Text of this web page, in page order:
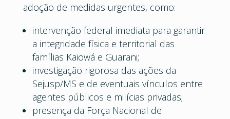
adoção de medidas urgentes, como:
intervenção federal imediata para garantir
a integridade física e territorial das
famílias Kaiowá e Guarani;
investigação rigorosa das ações da
Sejusp/MS e de eventuais vínculos entre
agentes públicos e milícias privadas;
presença da Força Nacional de